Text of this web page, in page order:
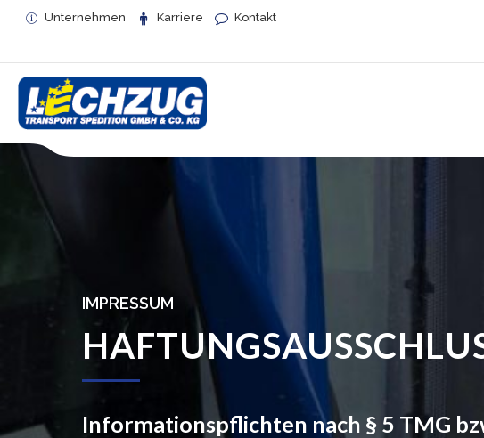
Unternehmen Karriere Kontakt
IMPRESSUM
Informationspflichten nach § 5 TMG